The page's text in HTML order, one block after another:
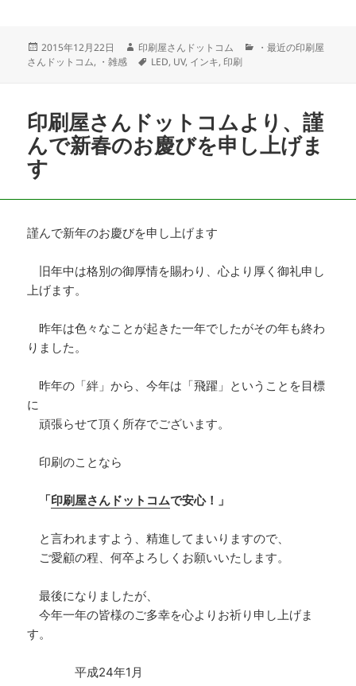
投
稿
2015年12月22日
作
成
印刷屋さんドットコム
カ・最近の印刷屋
さんドットコム, ・雑感
タ
LED, UV, インキ, 印刷
印刷屋さんドットコムより、謹
んで新春のお慶びを申し上げま
す
謹んで新年のお慶びを申し上げます
旧年中は格別の御厚情を賜わり、心より厚く御礼申し
上げます。
昨年は色々なことが起きた一年でしたがその年も終わ
りました。
昨年の「絆」から、今年は「飛躍」ということを目標
に
頑張らせて頂く所存でございます。
印刷のことなら
「印刷屋さんドットコムで安心！」
と言われますよう、精進してまいりますので、
ご愛顧の程、何卒よろしくお願いいたします。
最後になりましたが、
今年一年の皆様のご多幸を心よりお祈り申し上げま
す。
平成24年1月